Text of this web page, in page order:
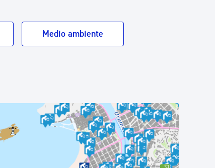
Catálogo de trámites
Medio ambiente